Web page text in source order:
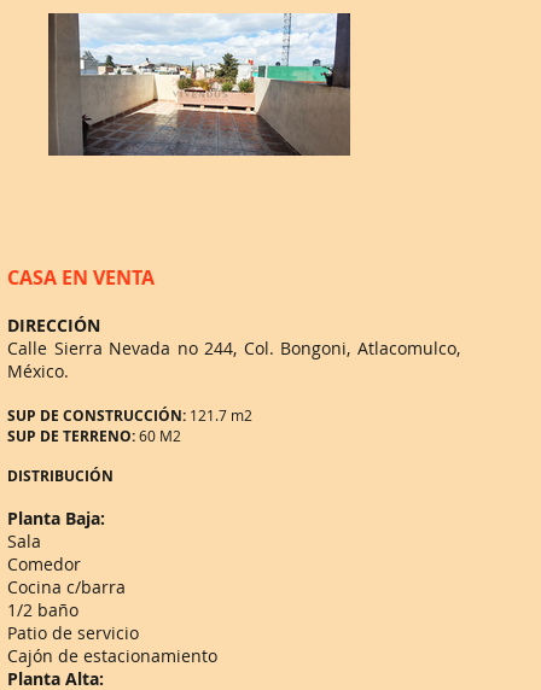
CASA EN VENTA
DIRECCIÓN
Calle Sierra Nevada no 244, Col. Bongoni, Atlacomulco,
México.
SUP DE CONSTRUCCIÓN: 121.7 m2
SUP DE TERRENO:60 M2
DISTRIBUCIÓN
Planta Baja:
Sala
Comedor
Cocina c/barra
1/2 baño
Patio de servicio
Cajón de estacionamiento
Planta Alta: